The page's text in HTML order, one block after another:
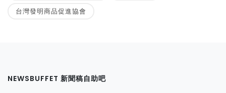
台灣發明商品促進協會
NEWSBUFFET 新聞稿自助吧